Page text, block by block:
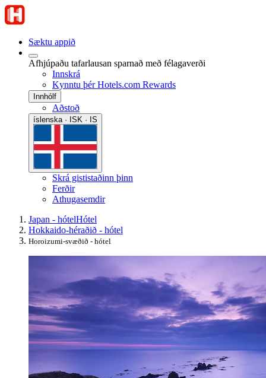
Sæktu appið
Afhjúpaðu tafarlausan sparnað með félagaverði
Innskrá
Kynntu þér Hotels.com Rewards
Innhólf
Aðstoð
íslenska · ISK · IS
Skrá gististaðinn þinn
Ferðir
Athugasemdir
Japan - hótelHótel
Hokkaido-héraðið - hótel
Horoizumi-svæðið - hótel